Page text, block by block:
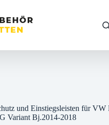
und Einstiegsleisten für VW
Variant Bj.2014-2018